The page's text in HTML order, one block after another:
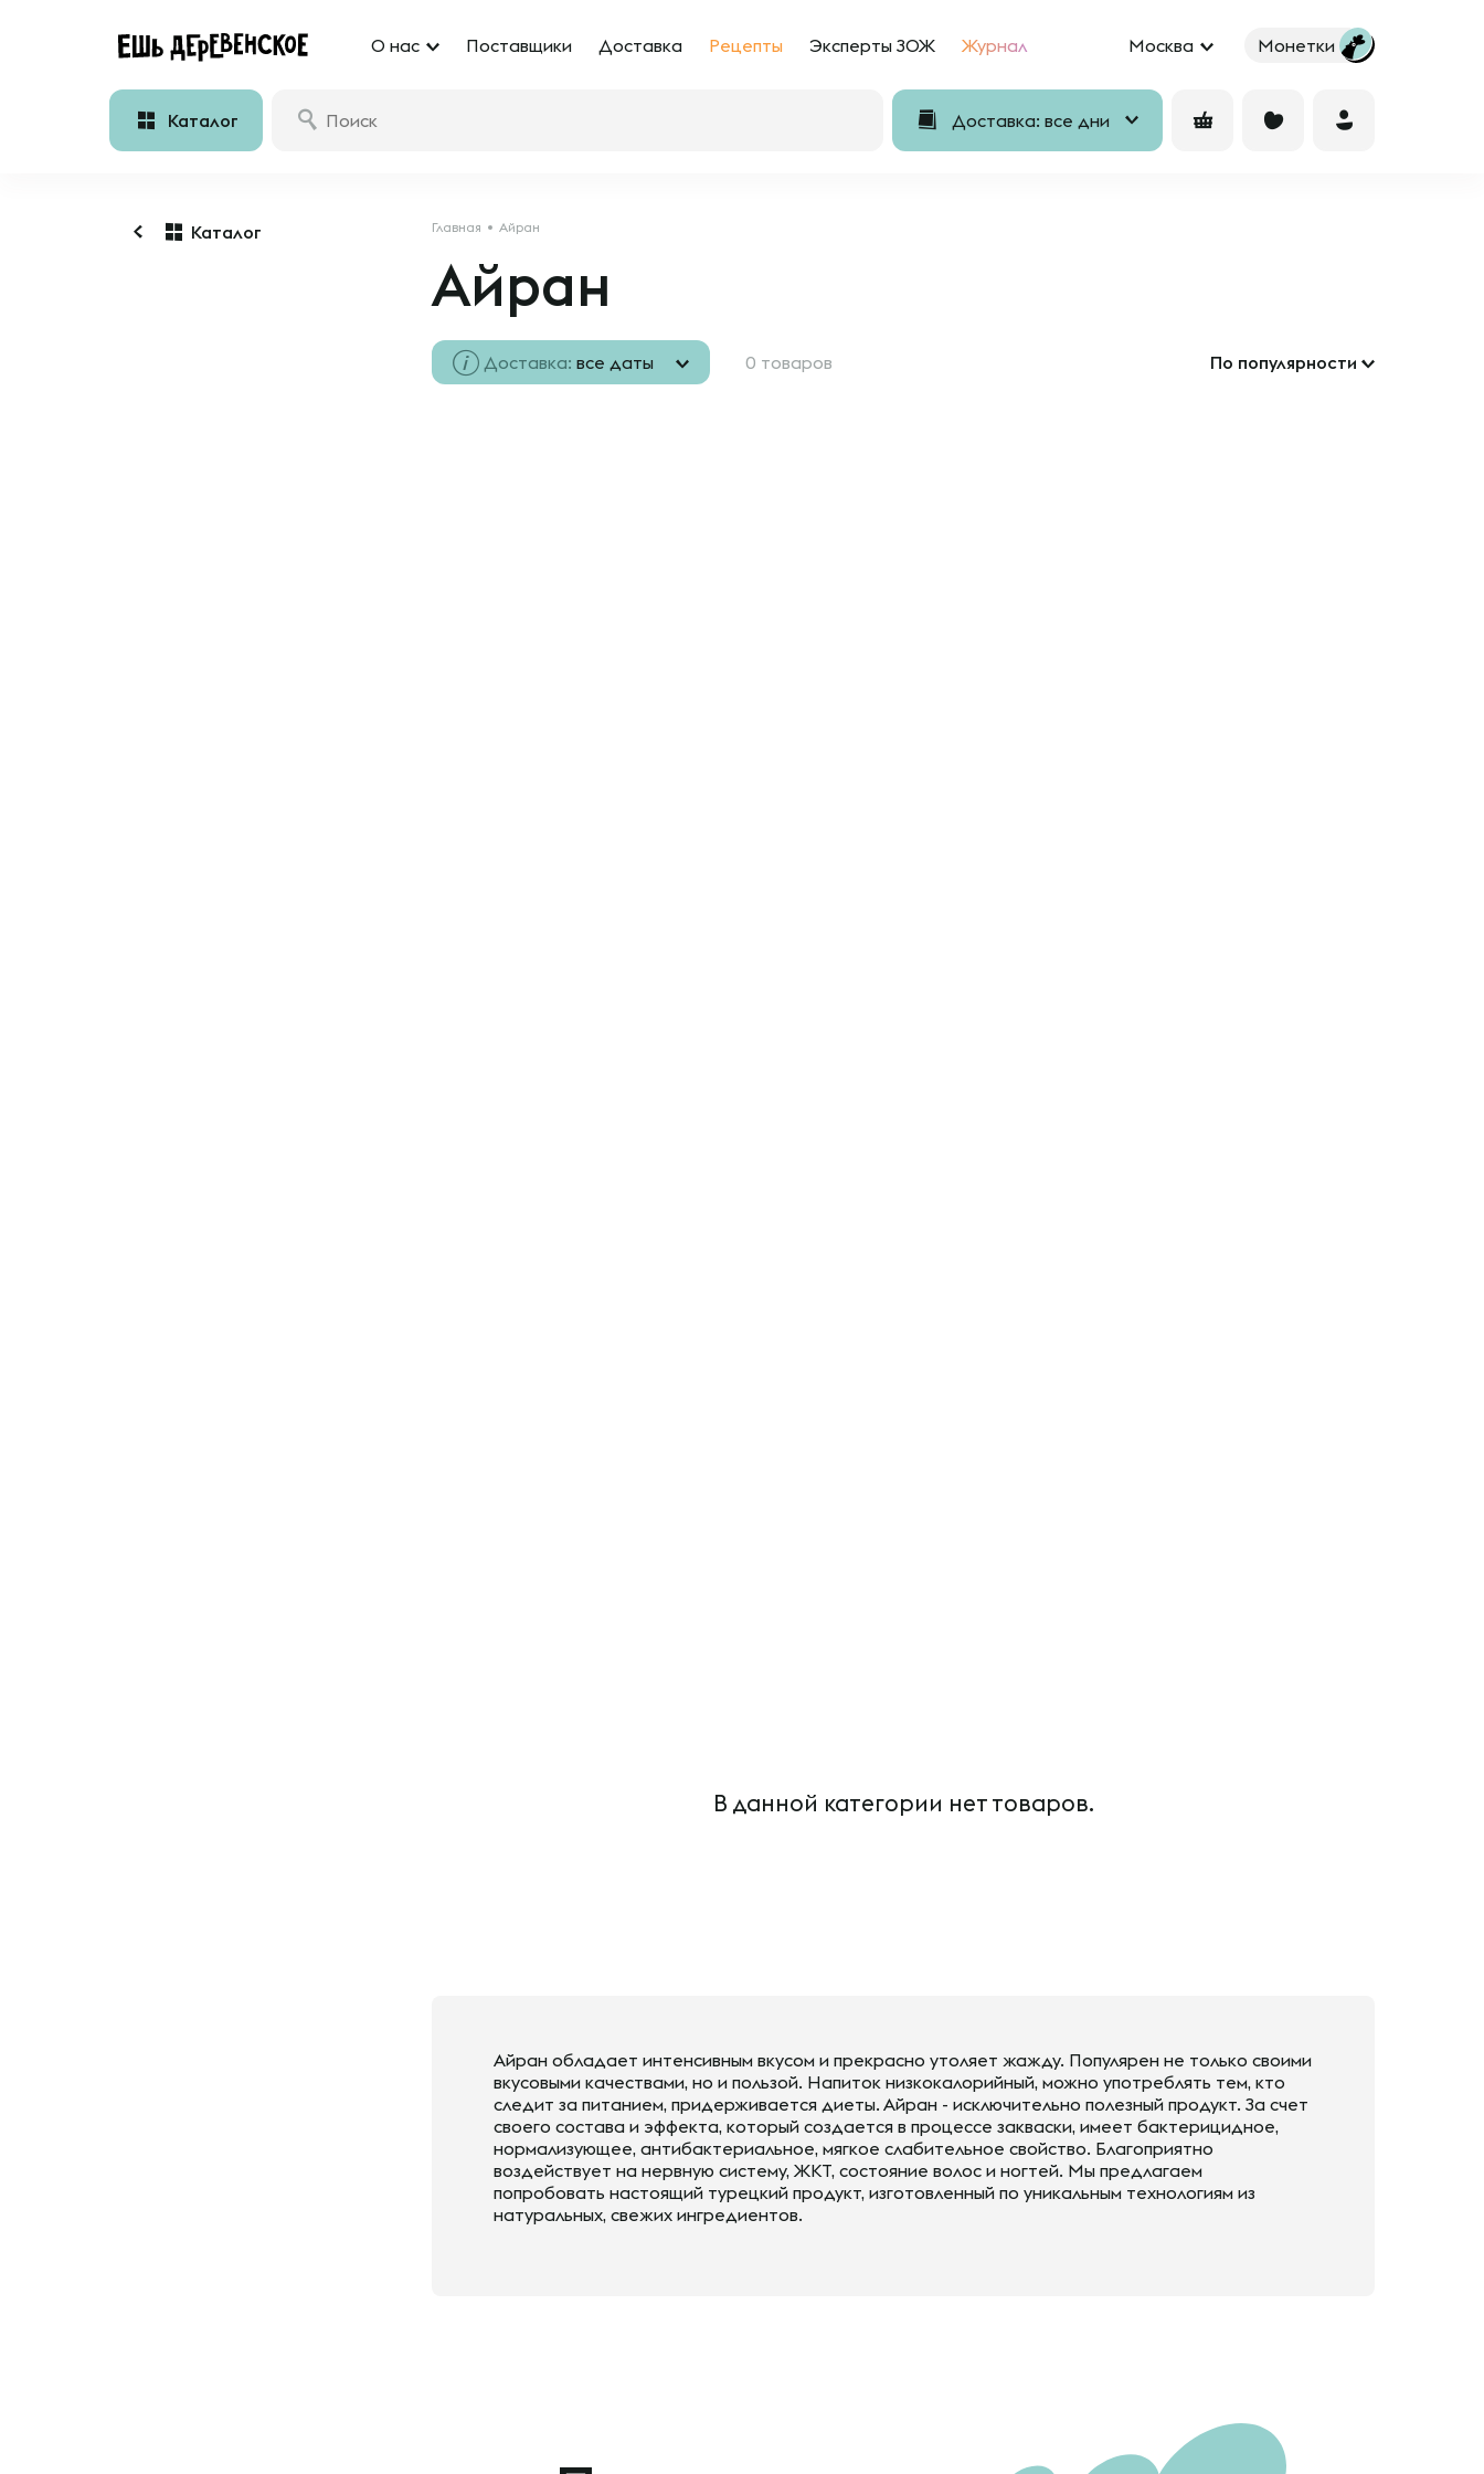
О нас Поставщики Доставка Рецепты Эксперты ЗОЖ Журнал Москва Монетки
Каталог Доставка: все дни
Каталог Главная Айран
Айран
Доставка: все даты 0 товаров По популярности
В данной категории нет товаров.
Айран обладает интенсивным вкусом и прекрасно утоляет жажду. Популярен не только своими
вкусовыми качествами, но и пользой. Напиток низкокалорийный, можно употреблять тем, кто
следит за питанием, придерживается диеты. Айран - исключительно полезный продукт. За счет
своего состава и эффекта, который создается в процессе закваски, имеет бактерицидное,
нормализующее, антибактериальное, мягкое слабительное свойство. Благоприятно
воздействует на нервную систему, ЖКТ, состояние волос и ногтей. Мы предлагаем
попробовать настоящий турецкий продукт, изготовленный по уникальным технологиям из
натуральных, свежих ингредиентов.